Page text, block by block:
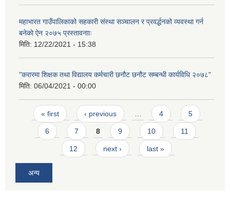
महाभारत गाउँपालिकाको सहकारी संस्था सञ्चालन र प्रवर्द्धनको व्यवस्था गर्न
बनेकाे ऐन २०७५ प्रस्तावनााः
मिति: 12/22/2021 - 15:38
"करारमा शिक्षक तथा विद्यालय कर्मचारी छनौट छनौट सम्बन्धी कार्यविधि २०७८"
मिति: 06/04/2021 - 00:00
Pages
« first ‹ previous 4 5
6 7 8 9 10 11
12 next › last »
अन्य